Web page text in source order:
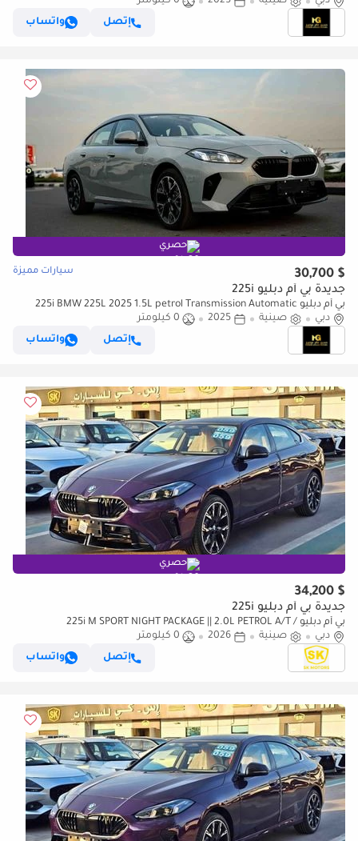
إتصل
واتساب
حصري
$ 30,700 سيارات مميزة
جديدة بي أم دبليو 225i
بي أم دبليو 225i BMW 225L 2025 1.5L petrol Transmission Automatic
دبي
صينية 2025
0 كيلومتر
إتصل
واتساب
حصري
$ 34,200
جديدة بي أم دبليو 225i
بي أم دبليو 225i M SPORT NIGHT PACKAGE || 2.0L PETROL A/T /
PANORAMIC ROOF / LETAHER WITH POWER SEATS (CODE#BMWMS225)
دبي صينية 2026
0 كيلومتر
إتصل
واتساب